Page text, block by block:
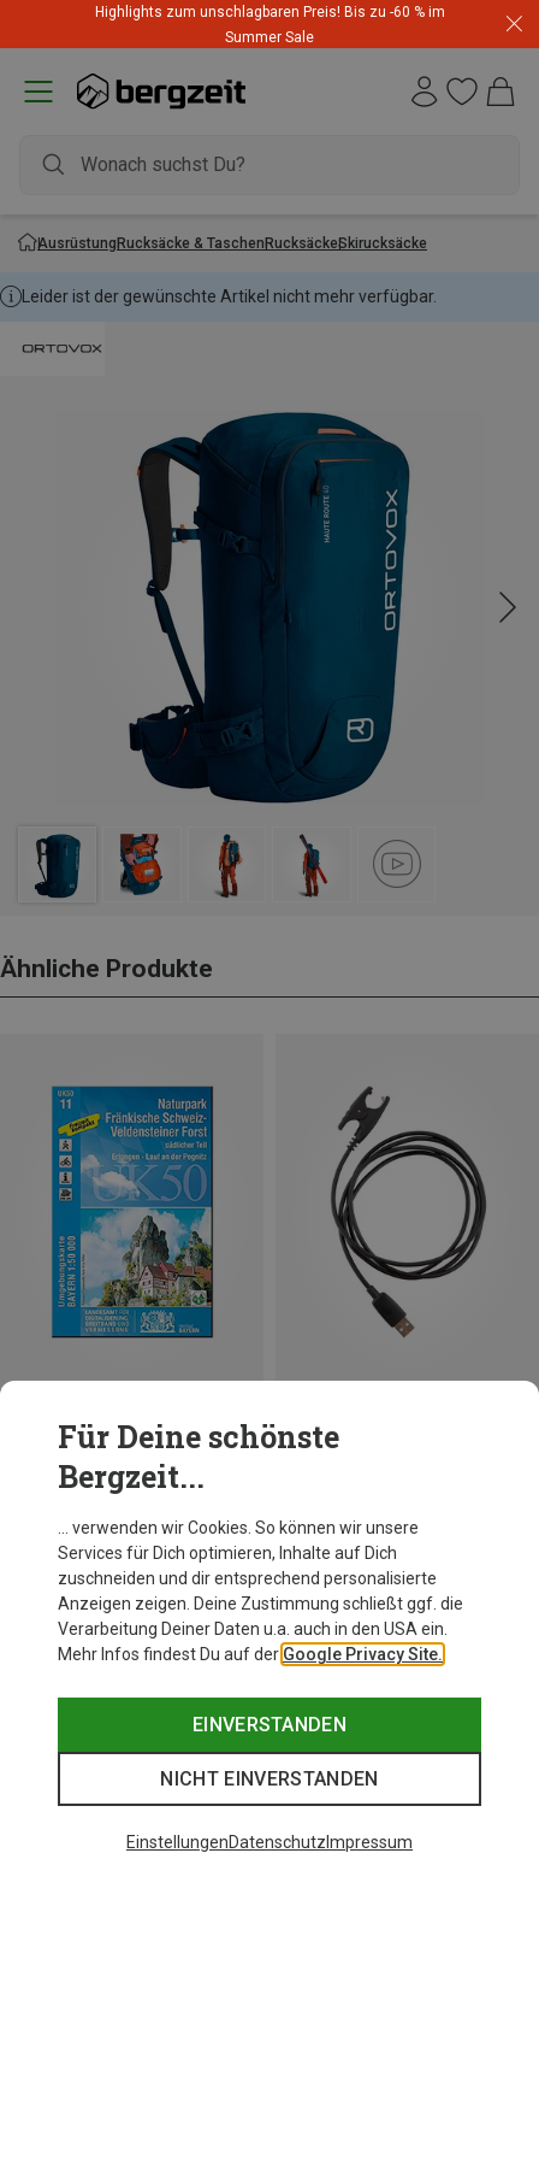
Highlights zum unschlagbaren Preis! Bis zu -60 % im
Summer Sale
AusrüstungRucksäcke & TaschenRucksäckeSkirucksäcke
Leider ist der gewünschte Artikel nicht mehr verfügbar.
Ähnliche Produkte
ONE SIZE
Andere Kunden kauften auch
Für Deine schönste
Bergzeit...
… verwenden wir Cookies. So können wir unsere
Services für Dich optimieren, Inhalte auf Dich
zuschneiden und dir entsprechend personalisierte
Anzeigen zeigen. Deine Zustimmung schließt ggf. die
Verarbeitung Deiner Daten u.a. auch in den USA ein.
Mehr Infos findest Du auf der Google Privacy Site.
EINVERSTANDEN
NICHT EINVERSTANDEN
EinstellungenDatenschutz Impressum